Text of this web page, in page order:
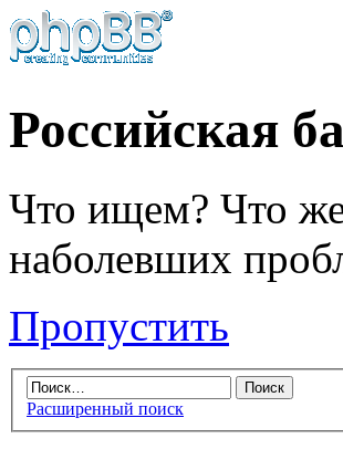
Российская
Что ищем? Что
наболевших
Пропустить
Расширенный поиск